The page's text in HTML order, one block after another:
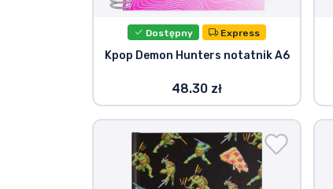
Dostępny Express
Kpop Demon Hunters notatnik A6
48.30 zł